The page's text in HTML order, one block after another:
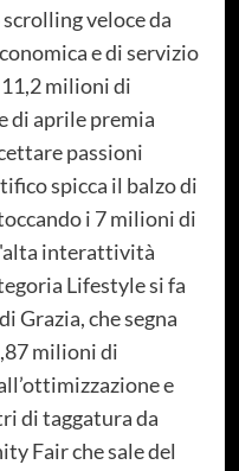
veloce da
e di servizio
11,2 milioni di
di aprile premia
passioni
spicca il balzo di
i 7 milioni di
interattività
Lifestyle si fa
Grazia, che segna
milioni di
e
di taggatura da
Fair che sale del